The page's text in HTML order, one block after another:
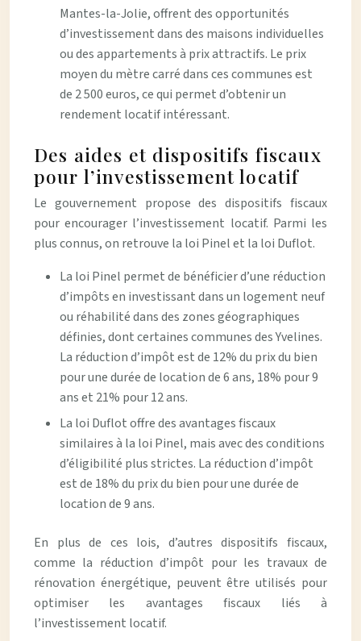
Mantes-la-Jolie, offrent des opportunités
d’investissement dans des maisons individuelles
ou des appartements à prix attractifs. Le prix
moyen du mètre carré dans ces communes est
de 2 500 euros, ce qui permet d’obtenir un
rendement locatif intéressant.
Des aides et dispositifs fiscaux
pour l’investissement locatif
Le gouvernement propose des dispositifs fiscaux
pour encourager l’investissement locatif. Parmi les
plus connus, on retrouve la loi Pinel et la loi Duflot.
La loi Pinel permet de bénéficier d’une réduction
d’impôts en investissant dans un logement neuf
ou réhabilité dans des zones géographiques
définies, dont certaines communes des Yvelines.
La réduction d’impôt est de 12% du prix du bien
pour une durée de location de 6 ans, 18% pour 9
ans et 21% pour 12 ans.
La loi Duflot offre des avantages fiscaux
similaires à la loi Pinel, mais avec des conditions
d’éligibilité plus strictes. La réduction d’impôt
est de 18% du prix du bien pour une durée de
location de 9 ans.
En plus de ces lois, d’autres dispositifs fiscaux,
comme la réduction d’impôt pour les travaux de
rénovation énergétique, peuvent être utilisés pour
optimiser les avantages fiscaux liés à
l’investissement locatif.